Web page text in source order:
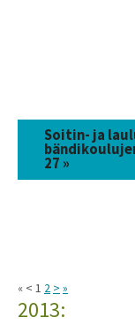
Soitin- ja
27 »
« < 1 2 > »
2013: